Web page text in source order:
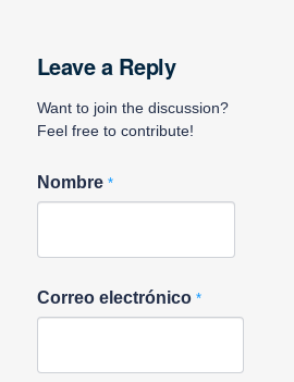
Leave a Reply
Want to join the discussion?
Feel free to contribute!
Nombre *
Correo electrónico *